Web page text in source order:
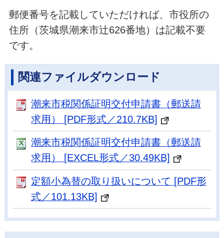
郵便番号を記載していただければ、市役所の
住所（茨城県潮来市辻626番地）は記載不要
です。
関連ファイルダウンロード
潮来市税関係証明交付申請書（郵送請
求用） [PDF形式／210.7KB]
潮来市税関係証明交付申請書（郵送請
求用） [EXCEL形式／30.49KB]
定額小為替の取り扱いについて [PDF形
式／101.13KB]